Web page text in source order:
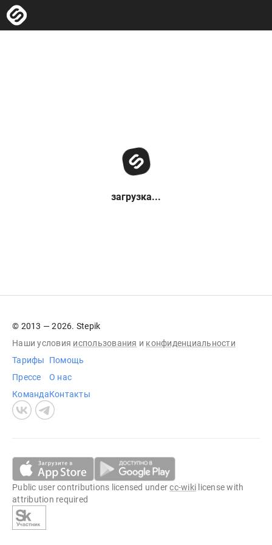
загрузка...
© 2013 — 2026. Stepik
Наши условия использования и конфиденциальности
Тарифы
Прессе
Команда
Помощь
О нас
Контакты
Public user contributions licensed undercc-wiki license with
attribution required